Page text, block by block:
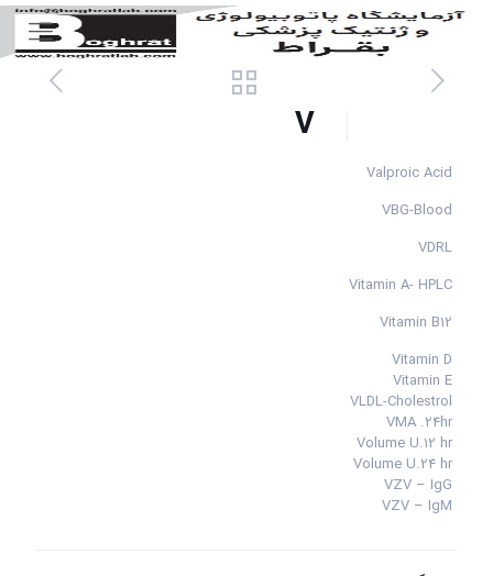
V
Valproic Acid
VBG-Blood
VDRL
Vitamin A- HPLC
Vitamin B12
Vitamin D
Vitamin E
VLDL-Cholestrol
VMA .24hr
Volume U.12 hr
Volume U.24 hr
VZV – IgG
VZV – IgM